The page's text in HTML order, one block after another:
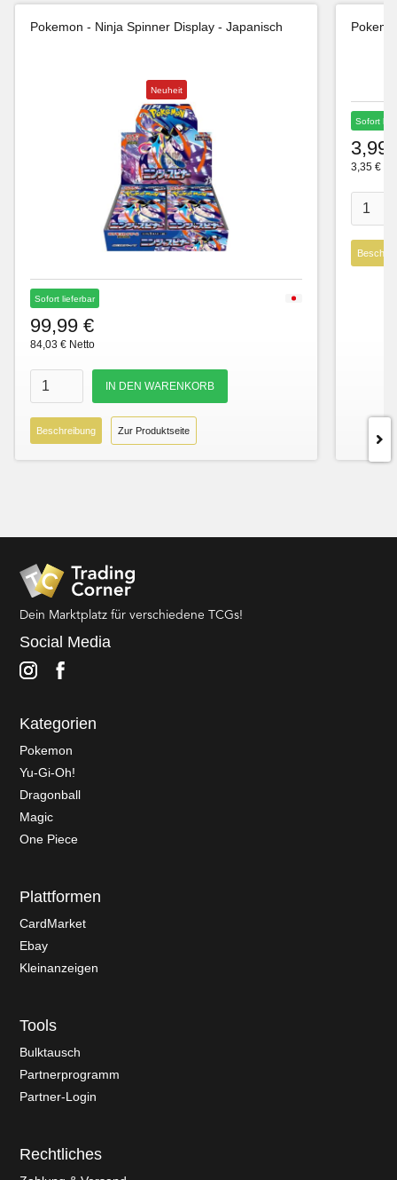
Pokemon - Ninja Spinner Display - Japanisch
Neuheit
Sofort lieferbar
99,99 €
84,03 € Netto
Beschreibung Zur Produktseite
Sofort
3,99
3,35 €
Dein Marktplatz für verschiedene TCGs!
Social Media
Kategorien
Pokemon
Yu-Gi-Oh!
Dragonball
Magic
One Piece
Plattformen
CardMarket
Ebay
Kleinanzeigen
Tools
Bulktausch
Partnerprogramm
Partner-Login
Rechtliches